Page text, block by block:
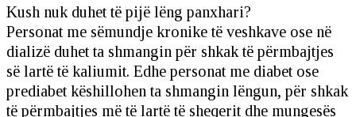
Kush nuk duhet të pijë lëng panxhari?
Personat me sëmundje kronike të veshkave ose në
dializë duhet ta shmangin për shkak të përmbajtjes
së lartë të kaliumit. Edhe personat me diabet ose
prediabet këshillohen ta shmangin lëngun, për shkak
të përmbajtjes më të lartë të sheqerit dhe mungesës